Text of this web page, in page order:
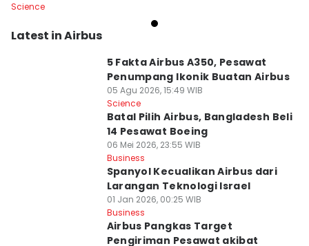
Science
Latest in Airbus
5 Fakta Airbus A350, Pesawat
Penumpang Ikonik Buatan Airbus
05 Agu 2026, 15:49 WIB
Science
Batal Pilih Airbus, Bangladesh Beli
14 Pesawat Boeing
06 Mei 2026, 23:55 WIB
Business
Spanyol Kecualikan Airbus dari
Larangan Teknologi Israel
01 Jan 2026, 00:25 WIB
Business
Airbus Pangkas Target
Pengiriman Pesawat akibat